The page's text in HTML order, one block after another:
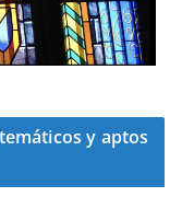
y aptos